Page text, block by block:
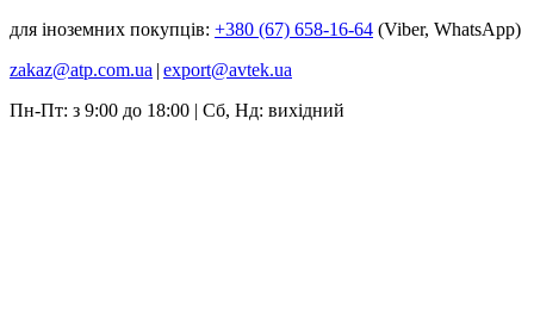
для іноземних покупців: +380 (67) 658-16-64 (Viber, WhatsApp)
zakaz@atp.com.ua | export@avtek.ua
Пн-Пт: з 9:00 до 18:00 | Сб, Нд: вихідний